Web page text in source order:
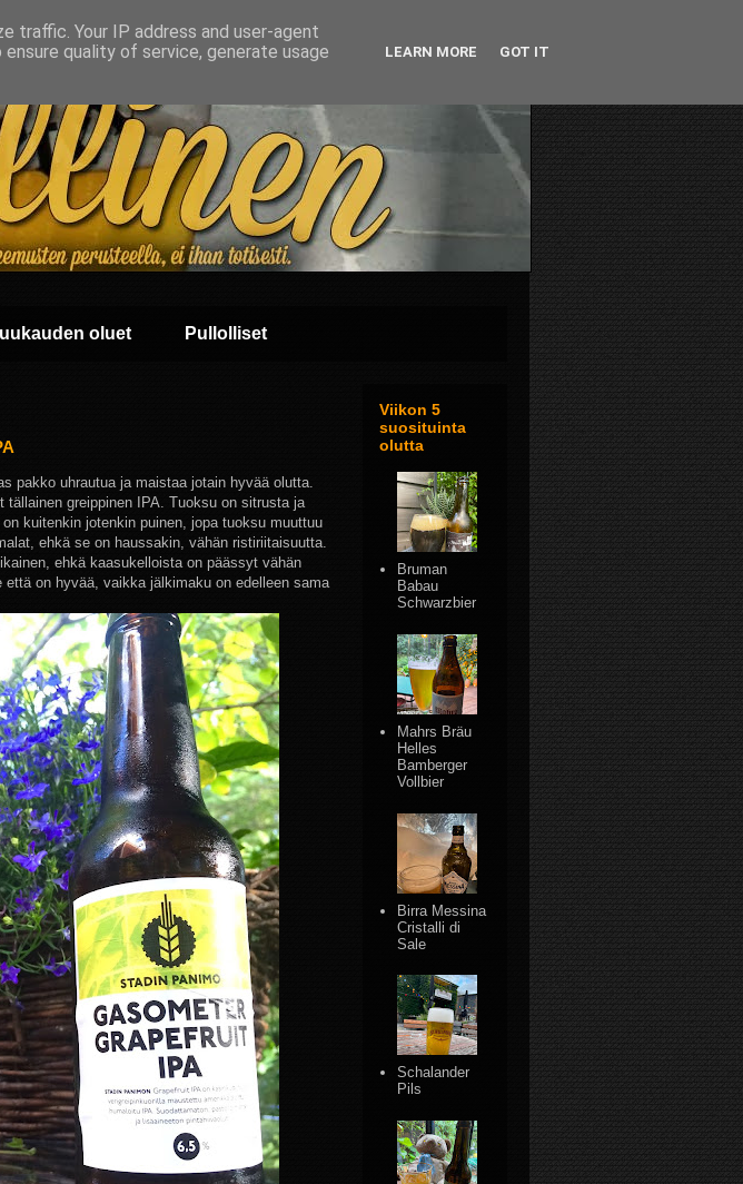
oluet Pullolliset
pakko uhrautua ja maistaa jotain hyvää olutta.
greippinen IPA. Tuoksu on sitrusta ja
kuitenkin jotenkin puinen, jopa tuoksu muuttuu
ehkä se on haussakin, vähän ristiriitaisuutta.
ehkä kaasukelloista on päässyt vähän
on hyvää, vaikka jälkimaku on edelleen sama
Viikon 5
suosituinta
olutta
Bruman
Babau
Schwarzbier
Mahrs Bräu
Helles
Bamberger
Vollbier
Birra Messina
Cristalli di
Sale
Schalander
Pils
traffic. Your IP address and user-agent
quality of service, generate usage
LEARN MORE GOT IT